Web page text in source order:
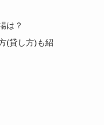
は？
(貸し方)も紹